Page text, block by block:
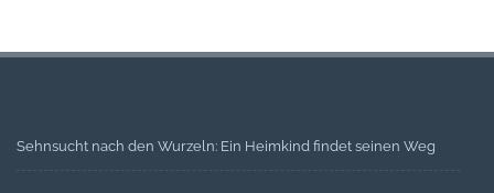
Sehnsucht nach den Wurzeln: Ein Heimkind findet seinen Weg